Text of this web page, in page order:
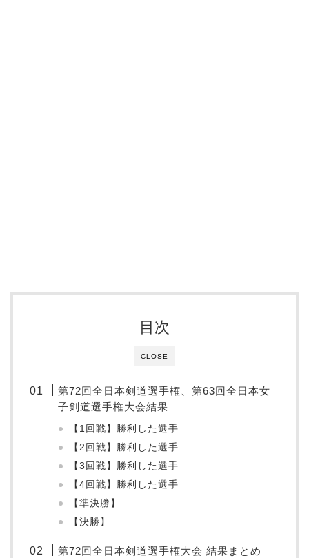
CLOSE
目次
第72回全日本剣道選手権、第63回全日本女
子剣道選手権大会結果
【1回戦】勝利した選手
【2回戦】勝利した選手
【3回戦】勝利した選手
【4回戦】勝利した選手
【準決勝】
【決勝】
第72回全日本剣道選手権大会 結果まとめ